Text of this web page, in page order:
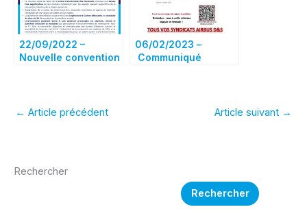
22/09/2022 –
Nouvelle convention
06/02/2023 –
Communiqué
← Article précédent Article suivant →
Rechercher
Rechercher